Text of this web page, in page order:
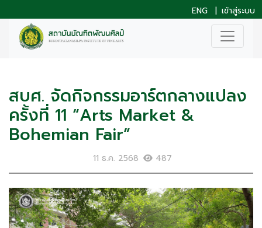
ENG | เข้าสู่ระบบ
สบศ. จัดกิจกรรมอาร์ตกลางแปลง
ครั้งที่ 11 “Arts Market &
Bohemian Fair”
11 ธ.ค. 2568 487